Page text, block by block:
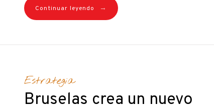
Continuar leyendo →
Estrategia
Bruselas crea un nuevo